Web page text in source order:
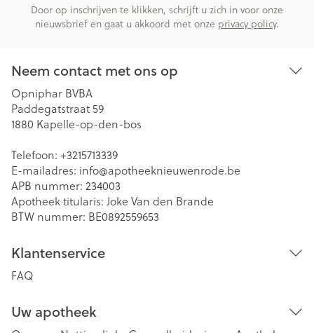
Door op inschrijven te klikken, schrijft u zich in voor onze
nieuwsbrief en gaat u akkoord met onze privacy policy.
Neem contact met ons op
Opniphar BVBA
Paddegatstraat 59
1880 Kapelle-op-den-bos
Telefoon: +3215713339
E-mailadres: info@apotheeknieuwenrode.be
APB nummer: 234003
Apotheek titularis: Joke Van den Brande
BTW nummer: BE0892559653
Klantenservice
FAQ
Uw apotheek